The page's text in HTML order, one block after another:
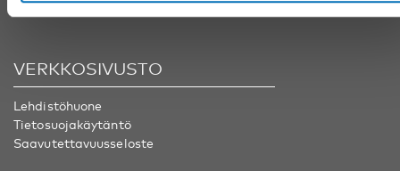
VERKKOSIVUSTO
Lehdistöhuone
Tietosuojakäytäntö
Saavutettavuusseloste